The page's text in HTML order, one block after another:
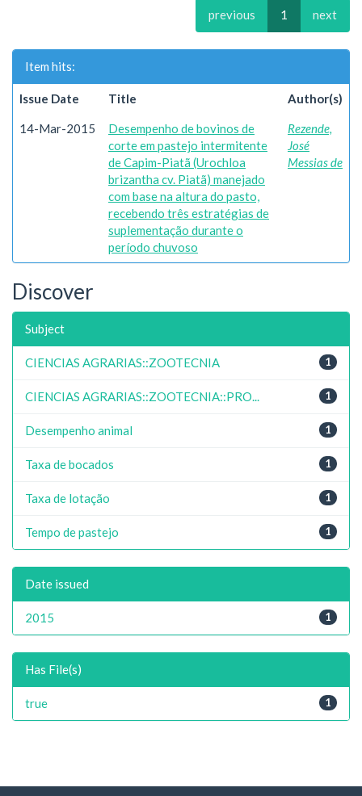
previous 1 next
Item hits:
Issue Date Title Author(s)
14-Mar-2015
Desempenho de bovinos de
corte em pastejo intermitente
de Capim-Piatã (Urochloa
brizantha cv. Piatã) manejado
com base na altura do pasto,
recebendo três estratégias de
suplementação durante o
período chuvoso
Rezende,
José
Messias de
Discover
Subject
1
CIENCIAS AGRARIAS::ZOOTECNIA
1
CIENCIAS AGRARIAS::ZOOTECNIA::PRO...
1
Desempenho animal
1
Taxa de bocados
1
Taxa de lotação
1
Tempo de pastejo
Date issued
1
2015
Has File(s)
1
true